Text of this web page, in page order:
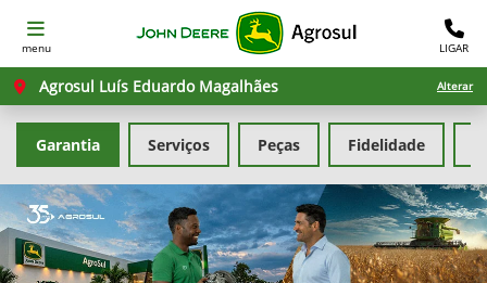
menu LIGAR
Agrosul Luís Eduardo Magalhães Alterar
Serviços Peças
Garantia Fidelidade